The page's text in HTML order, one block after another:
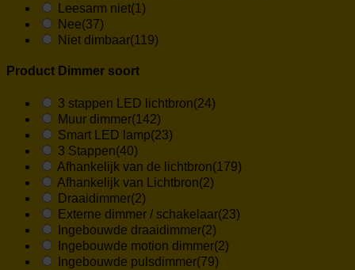
Leesarm niet(1)
Nee(37)
Niet dimbaar(119)
Product Dimmer soort
3 stappen LED lichtbron(24)
Muur dimmer(142)
Smart LED lamp(23)
3 Stappen(40)
Afhankelijk van de lichtbron(179)
Afhankelijk van Lichtbron(2)
Draaidimmer(2)
Externe dimmer / schakelaar(23)
Ingebouwde draaidimmer(2)
Ingebouwde motion dimmer(2)
Ingebouwde pulsdimmer(79)